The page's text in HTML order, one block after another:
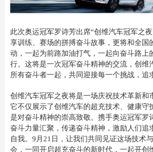
此次奥运冠军罗诗芳出席“创维汽车冠军之
享训练、赛场的拼搏奋斗故事，更将和全国
动，一起为前路加油打气，一起向奋斗路上
行。这将是一次冠军奋斗精神的交流，创维
所有奋斗者一起，共同迎接每一个挑战，追
创维汽车冠军之夜将是一场庆祝技术革新和
它不仅展示了创维汽车的超充技术、健康守
是对奋斗精神的崇高致敬。携手奥运冠军罗
奋斗力量汇聚，传递奋斗精神，激励人们追
自我。9月21日，让我们共同见证这场技术
会，一同开启超充奋斗的新时代，一起开创